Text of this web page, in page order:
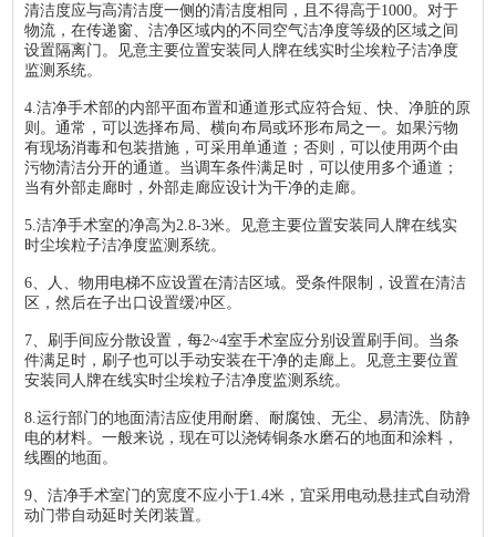
清洁度应与高清洁度一侧的清洁度相同，且不得高于1000。对于
物流，在传递窗、洁净区域内的不同空气洁净度等级的区域之间
设置隔离门。见意主要位置安装同人牌在线实时尘埃粒子洁净度
监测系统。
4.洁净手术部的内部平面布置和通道形式应符合短、快、净脏的原
则。通常，可以选择布局、横向布局或环形布局之一。如果污物
有现场消毒和包装措施，可采用单通道；否则，可以使用两个由
污物清洁分开的通道。当调车条件满足时，可以使用多个通道；
当有外部走廊时，外部走廊应设计为干净的走廊。
5.洁净手术室的净高为2.8-3米。见意主要位置安装同人牌在线实
时尘埃粒子洁净度监测系统。
6、人、物用电梯不应设置在清洁区域。受条件限制，设置在清洁
区，然后在子出口设置缓冲区。
7、刷手间应分散设置，每2~4室手术室应分别设置刷手间。当条
件满足时，刷子也可以手动安装在干净的走廊上。见意主要位置
安装同人牌在线实时尘埃粒子洁净度监测系统。
8.运行部门的地面清洁应使用耐磨、耐腐蚀、无尘、易清洗、防静
电的材料。一般来说，现在可以浇铸铜条水磨石的地面和涂料，
线圈的地面。
9、洁净手术室门的宽度不应小于1.4米，宜采用电动悬挂式自动滑
动门带自动延时关闭装置。